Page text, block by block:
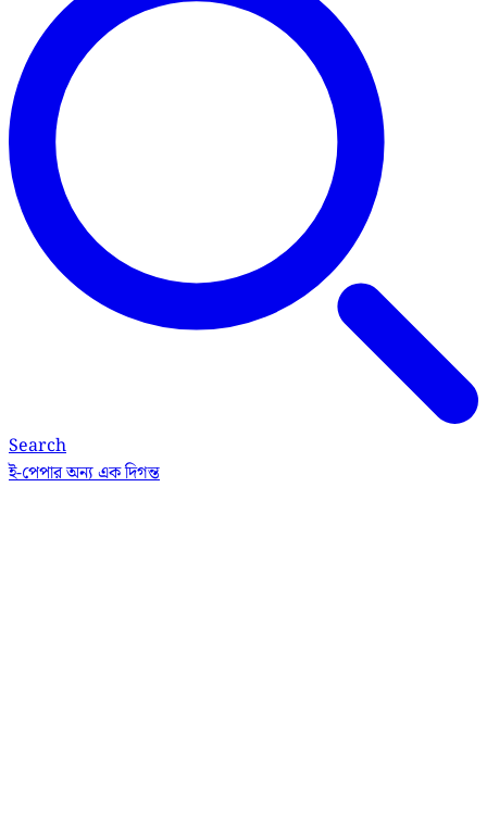
Search
ই-পেপারঅন্য এক দিগন্ত